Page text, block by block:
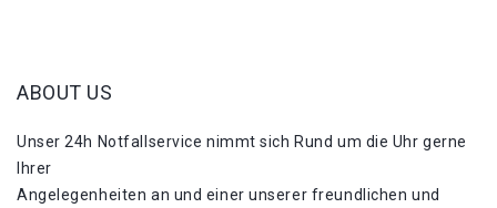
ABOUT US
Unser 24h Notfallservice nimmt sich Rund um die Uhr gerne
Ihrer
Angelegenheiten an und einer unserer freundlichen und